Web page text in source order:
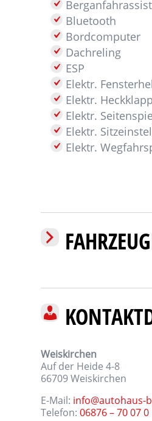
Bluetooth
Bordcomputer
Dachreling
ESP
Elektr.
Elektr.
Elektr.
Elektr.
Elektr.
Weiskirchen
Auf der Heide 4-8
66709 Weiskirchen
E-Mail: info@autohaus-
Telefon:06876 – 70 07 0